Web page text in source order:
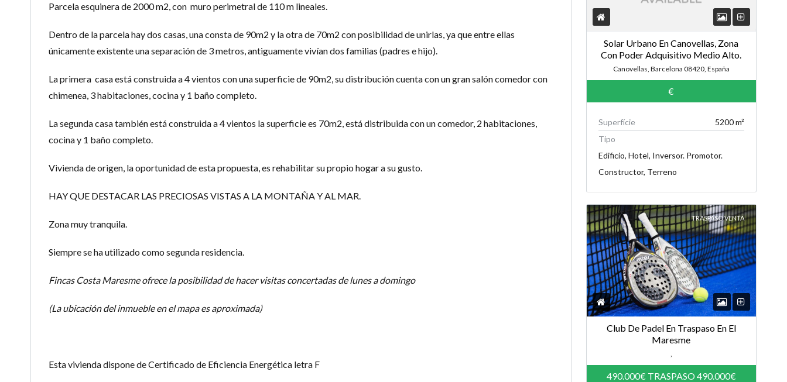
Parcela esquinera de 2000 m2, con muro perimetral de 110 m lineales.
Dentro de la parcela hay dos casas, una consta de 90m2 y la otra de 70m2 con posibilidad de unirlas, ya que entre ellas
únicamente existente una separación de 3 metros, antiguamente vivían dos familias (padres e hijo).
La primera casa está construida a 4 vientos con una superficie de 90m2, su distribución cuenta con un gran salón comedor con
chimenea, 3 habitaciones, cocina y 1 baño completo.
La segunda casa también está construida a 4 vientos la superficie es 70m2, está distribuida con un comedor, 2 habitaciones,
cocina y 1 baño completo.
Vivienda de origen, la oportunidad de esta propuesta, es rehabilitar su propio hogar a su gusto.
HAY QUE DESTACAR LAS PRECIOSAS VISTAS A LA MONTAÑA Y AL MAR.
Zona muy tranquila.
Siempre se ha utilizado como segunda residencia.
Fincas Costa Maresme ofrece la posibilidad de hacer visitas concertadas de lunes a domingo
(La ubicación del inmueble en el mapa es aproximada)
Esta vivienda dispone de Certificado de Eficiencia Energética letra F
Solar Urbano En Canovellas, Zona
Con Poder Adquisitivo Medio Alto.
Canovellas, Barcelona 08420, España
€
Superfície
5200 m²
Tipo
Edificio, Hotel, Inversor. Promotor.
Constructor, Terreno
TRASPASO VENTA
Club De Padel En Traspaso En El
Maresme
490.000€TRASPASO 490.000€